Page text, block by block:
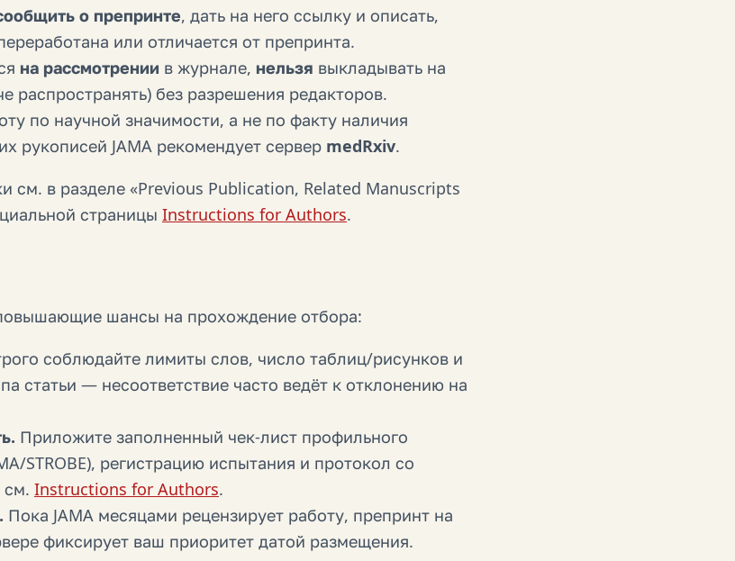
о препринте, дать на него ссылку и описать,
или отличается от препринта.
на рассмотрении в журнале, нельзя выкладывать на
распространять) без разрешения редакторов.
по научной значимости, а не по факту наличия
рукописей JAMA рекомендует сервер medRxiv.
см. в разделе «Previous Publication, Related Manuscripts
страницы Instructions for Authors.
шансы на прохождение отбора:
соблюдайте лимиты слов, число таблиц/рисунков и
статьи — несоответствие часто ведёт к отклонению на
Приложите заполненный чек-лист профильного
STROBE), регистрацию испытания и протокол со
см. Instructions for Authors.
Пока JAMA месяцами рецензирует работу, препринт на
фиксирует ваш приоритет датой размещения.